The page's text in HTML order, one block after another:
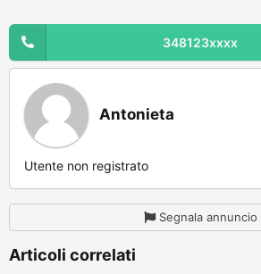
348123xxxx
Antonieta
Utente non registrato
Segnala annuncio
Articoli correlati